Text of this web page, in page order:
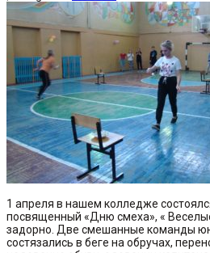
1 апреля в нашем колледже
посвященный «Дню смеха», «
задорно. Две смешанные команды
состязались в беге на обручах,